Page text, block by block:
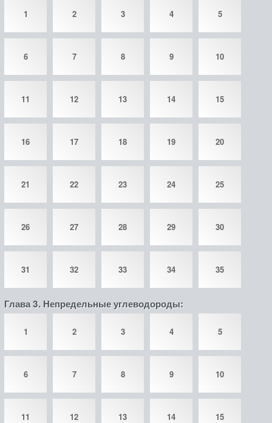
1 2 3 4 5
6 7 8 9 10
11 12 13 14 15
16 17 18 19 20
21 22 23 24 25
26 27 28 29 30
31 32 33 34 35
Глава 3. Непредельные углеводороды:
1 2 3 4 5
6 7 8 9 10
11 12 13 14 15